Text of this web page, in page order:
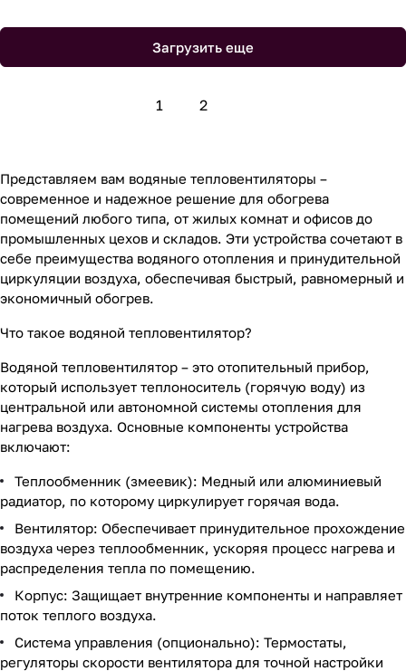
Загрузить еще
1 2
Представляем вам водяные тепловентиляторы –
современное и надежное решение для обогрева
помещений любого типа, от жилых комнат и офисов до
промышленных цехов и складов. Эти устройства сочетают в
себе преимущества водяного отопления и принудительной
циркуляции воздуха, обеспечивая быстрый, равномерный и
экономичный обогрев.
Что такое водяной тепловентилятор?
Водяной тепловентилятор – это отопительный прибор,
который использует теплоноситель (горячую воду) из
центральной или автономной системы отопления для
нагрева воздуха. Основные компоненты устройства
включают:
Теплообменник (змеевик): Медный или алюминиевый
радиатор, по которому циркулирует горячая вода.
Вентилятор: Обеспечивает принудительное прохождение
воздуха через теплообменник, ускоряя процесс нагрева и
распределения тепла по помещению.
Корпус: Защищает внутренние компоненты и направляет
поток теплого воздуха.
Система управления (опционально): Термостаты,
регуляторы скорости вентилятора для точной настройки